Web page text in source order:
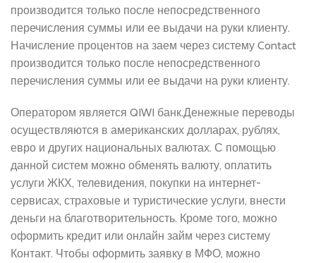
производится только после непосредственного
перечисления суммы или ее выдачи на руки клиенту.
Начисление процентов на заем через систему Contact
производится только после непосредственного
перечисления суммы или ее выдачи на руки клиенту.
Оператором является QIWI банк.Денежные переводы
осуществляются в американских долларах, рублях,
евро и других национальных валютах. С помощью
данной систем можно обменять валюту, оплатить
услуги ЖКХ, телевидения, покупки на интернет-
сервисах, страховые и туристические услуги, внести
деньги на благотворительность. Кроме того, можно
оформить кредит или онлайн займ через систему
Контакт. Чтобы оформить заявку в МФО, можно